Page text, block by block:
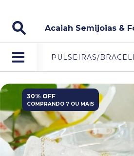
Acaiah Semijoias &
PULSEIRAS/
30% OFF
COMPRANDO 7 OU MAIS